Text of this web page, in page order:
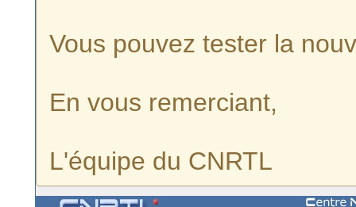
Vous pouvez tester la
En vous remerciant,
L'équipe du CNRTL